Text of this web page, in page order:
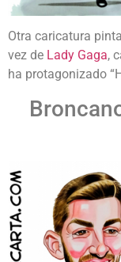
Otra caricatura
vez de Lady Gaga,
ha protagonizado